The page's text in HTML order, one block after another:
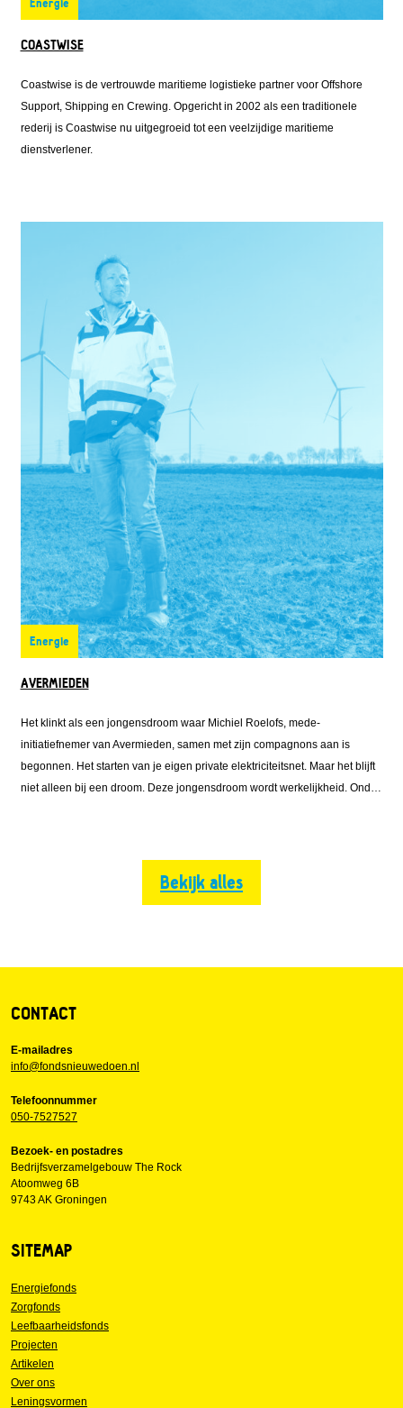
Energie
COASTWISE
Coastwise is de vertrouwde maritieme logistieke partner voor Offshore
Support, Shipping en Crewing. Opgericht in 2002 als een traditionele
rederij is Coastwise nu uitgegroeid tot een veelzijdige maritieme
dienstverlener.
Energie
AVERMIEDEN
Het klinkt als een jongensdroom waar Michiel Roelofs, mede-
initiatiefnemer van Avermieden, samen met zijn compagnons aan is
begonnen. Het starten van je eigen private elektriciteitsnet. Maar het blijft
niet alleen bij een droom. Deze jongensdroom wordt werkelijkheid. Onder
Bekijk alles
SITEMAP
Energiefonds
Zorgfonds
Leefbaarheidsfonds
Projecten
Artikelen
Over ons
Leningsvormen
CONTACT
E-mailadres
info@fondsnieuwedoen.nl
Telefoonnummer
050-7527527
Bezoek- en postadres
Bedrijfsverzamelgebouw The Rock
Atoomweg 6B
9743 AK Groningen